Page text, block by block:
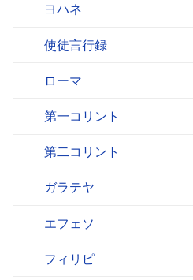
ヨハネ
使徒言行録
ローマ
第一コリント
第二コリント
ガラテヤ
エフェソ
フィリピ